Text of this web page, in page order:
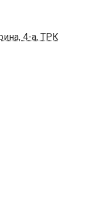
4-а, ТРК